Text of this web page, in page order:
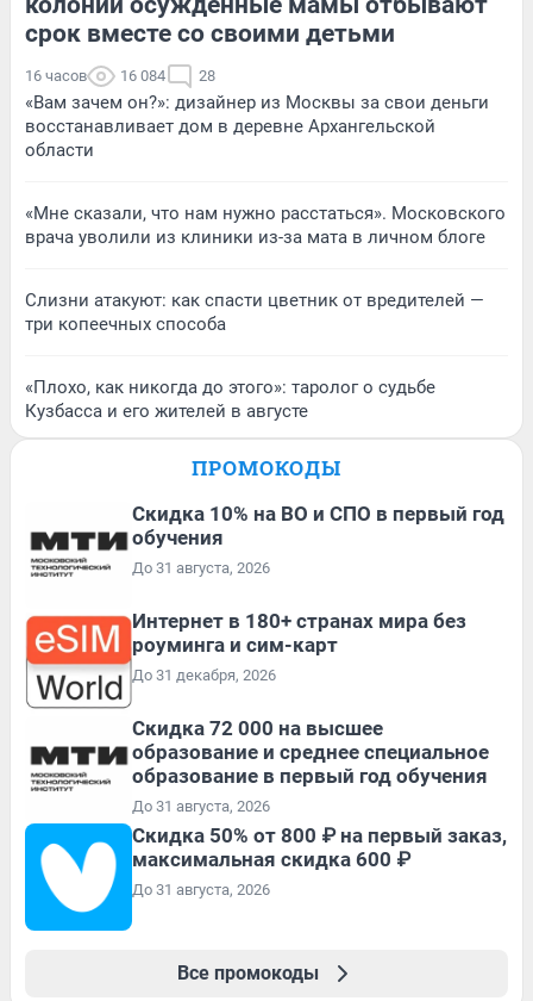
срок вместе со своими детьми
16 часов 16 084 28
«Вам зачем он?»: дизайнер из Москвы за свои деньги
восстанавливает дом в деревне Архангельской
области
«Мне сказали, что нам нужно расстаться». Московского
врача уволили из клиники из-за мата в личном блоге
Слизни атакуют: как спасти цветник от вредителей —
три копеечных способа
«Плохо, как никогда до этого»: таролог о судьбе
Кузбасса и его жителей в августе
ПРОМОКОДЫ
Скидка 10% на ВО и СПО в первый год
обучения
До 31 августа, 2026
Интернет в 180+ странах мира без
роуминга и сим-карт
До 31 декабря, 2026
Скидка 72 000 на высшее
образование и среднее специальное
образование в первый год обучения
До 31 августа, 2026
Скидка 50% от 800 ₽ на первый заказ,
максимальная скидка 600 ₽
До 31 августа, 2026
Все промокоды